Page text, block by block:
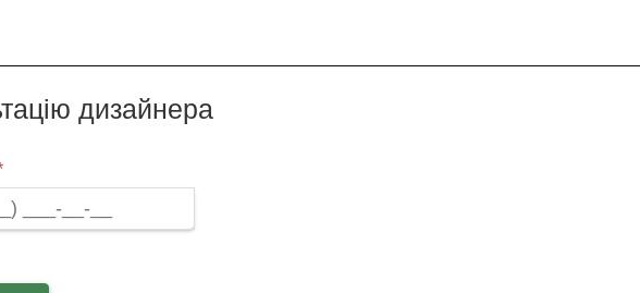
дизайнера